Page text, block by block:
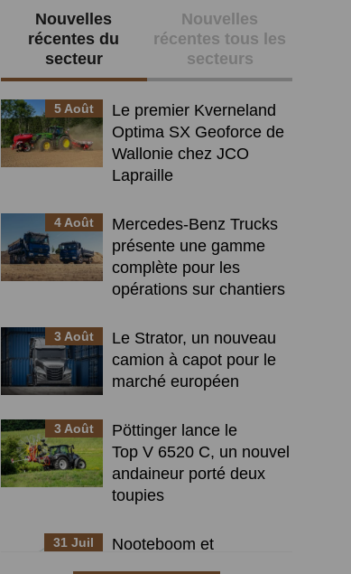
Barre
latérale
principale
Nouvelles
récentes du
secteur
Nouvelles
récentes tous les
secteurs
5 Août
Le premier Kverneland
Optima SX Geoforce de
Wallonie chez JCO
Lapraille
4 Août
Mercedes-Benz Trucks
présente une gamme
complète pour les
opérations sur chantiers
3 Août
Le Strator, un nouveau
camion à capot pour le
marché européen
3 Août
Pöttinger lance le
Top V 6520 C, un nouvel
andaineur porté deux
toupies
31 Juil
Nooteboom et